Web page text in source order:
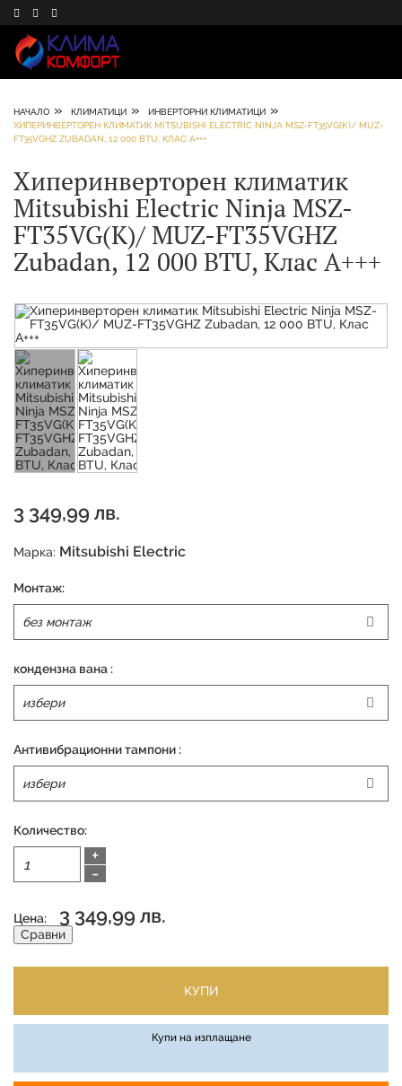
НАЧАЛО » КЛИМАТИЦИ » ИНВЕРТОРНИ КЛИМАТИЦИ »
ХИПЕРИНВЕРТОРЕН КЛИМАТИК MITSUBISHI ELECTRIC NINJA MSZ-FT35VG(K)/ MUZ-
FT35VGHZ ZUBADAN, 12 000 BTU, КЛАС A+++
Хиперинверторен климатик
Mitsubishi Electric Ninja MSZ-
FT35VG(K)/ MUZ-FT35VGHZ
Zubadan, 12 000 BTU, Клас A+++
3 349,99 лв.
Марка: Mitsubishi Electric
Монтаж:
кондензна вана :
Антивибрационни тампони :
Количество:
+
-
Цена: 3 349,99 лв.
Сравни
КУПИ
Купи на изплащане